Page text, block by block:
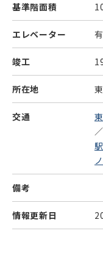
基準階面積
エレベーター 有
竣工
所在地
交通
／
駅
備考
情報更新日